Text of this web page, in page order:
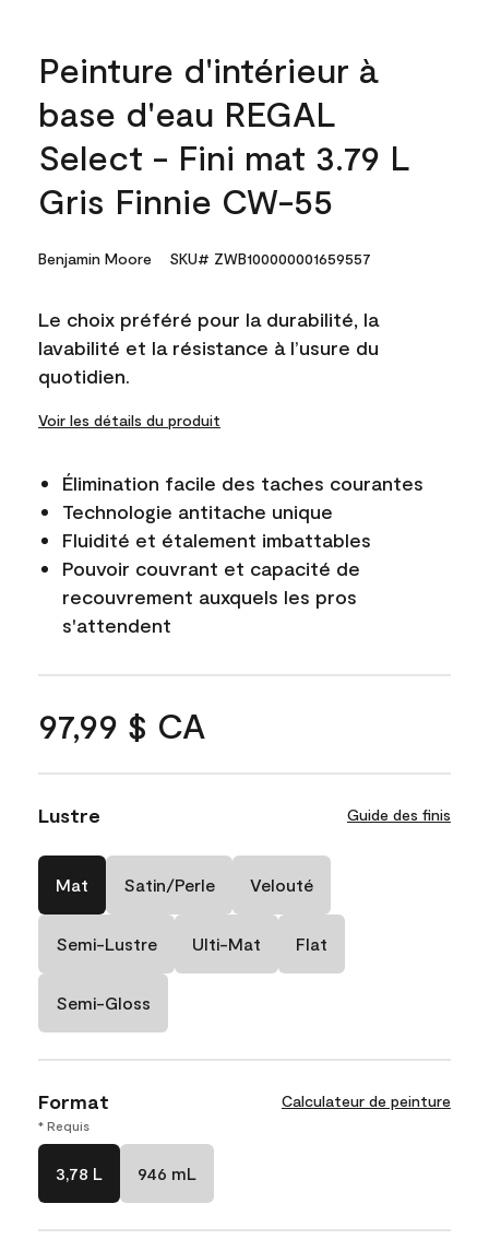
Peinture d'intérieur à
base d'eau REGAL
Select - Fini mat 3.79 L
Gris Finnie CW-55
Benjamin Moore SKU# ZWB100000001659557
Le choix préféré pour la durabilité, la
lavabilité et la résistance à l’usure du
quotidien.
Voir les détails du produit
Élimination facile des taches courantes
Technologie antitache unique
Fluidité et étalement imbattables
Pouvoir couvrant et capacité de
recouvrement auxquels les pros
s'attendent
97,99 $ CA
Lustre Guide des finis
Mat Satin/Perle Velouté
Semi-Lustre Ulti-Mat Flat
Semi-Gloss
Format Calculateur de peinture
* Requis
3,78 L 946 mL